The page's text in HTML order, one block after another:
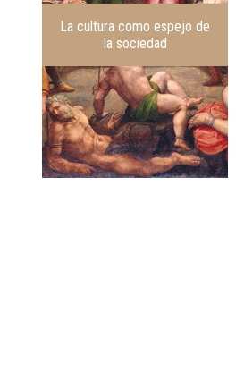
La cultura como espejo de
la sociedad